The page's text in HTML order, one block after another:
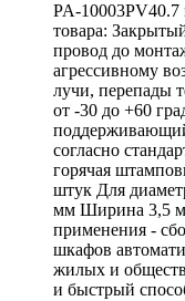
PA-
товара:
провод до
агрессивному
лучи, перепады
от -30 до +60
согласно
горячая
штук Для
мм Ширина 3,5
применения -
шкафов
жилых и
и быстрый